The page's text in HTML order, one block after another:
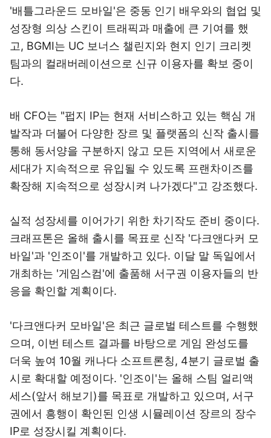
'배틀그라운드 모바일'은 중동 인기 배우와의 협업 및
성장형 의상 스킨이 트래픽과 매출에 큰 기여를 했
고, BGMI는 UC 보너스 챌린지와 현지 인기 크리켓
팀과의 컬래버레이션으로 신규 이용자를 확보 중이
다.
배 CFO는 "펍지 IP는 현재 서비스하고 있는 핵심 개
발작과 더불어 다양한 장르 및 플랫폼의 신작 출시를
통해 동서양을 구분하지 않고 모든 지역에서 새로운
세대가 지속적으로 유입될 수 있도록 프랜차이즈를
확장해 지속적으로 성장시켜 나가겠다"고 강조했다.
실적 성장세를 이어가기 위한 차기작도 준비 중이다.
크래프톤은 올해 출시를 목표로 신작 '다크앤다커 모
바일'과 '인조이'를 개발하고 있다. 이달 말 독일에서
개최하는 '게임스컴'에 출품해 서구권 이용자들의 반
응을 확인할 계획이다.
'다크앤다커 모바일'은 최근 글로벌 테스트를 수행했
으며, 이번 테스트 결과를 바탕으로 게임 완성도를
더욱 높여 10월 캐나다 소프트론칭, 4분기 글로벌 출
시로 확대할 예정이다. '인조이'는 올해 스팀 얼리액
세스(앞서 해보기)를 목표로 개발하고 있으며, 서구
권에서 흥행이 확인된 인생 시뮬레이션 장르의 장수
IP로 성장시킬 계획이다.